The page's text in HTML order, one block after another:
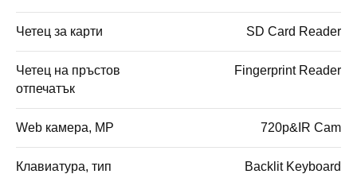
Четец за карти SD Card Reader
Четец на пръстов
отпечатък
Fingerprint Reader
Web камера, MP 720p&IR Cam
Клавиатура, тип Backlit Keyboard